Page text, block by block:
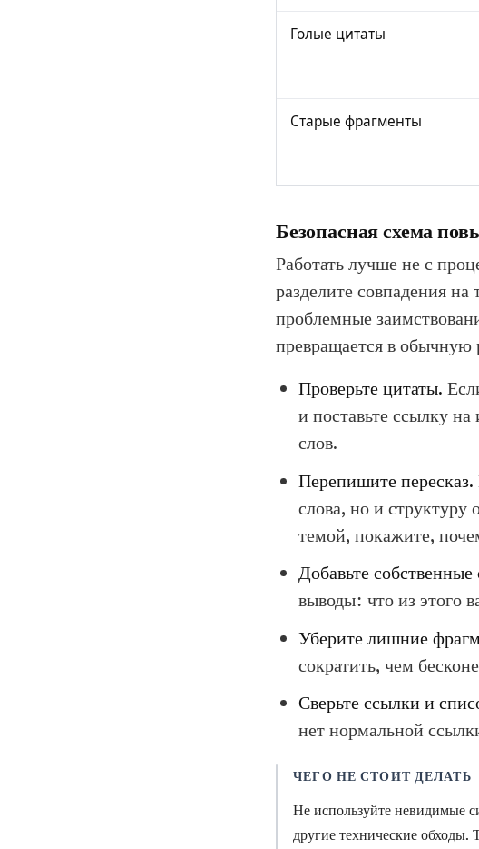
Голые цитаты
Старые фрагменты
Безопасная схема
Работать лучше не с
разделите совпадения
проблемные
превращается в обычную
Проверьте цитаты.
и поставьте ссылку
слов.
Перепишите пересказ.
слова, но и структуру
темой, покажите,
Добавьте собственные
выводы: что из этого
Уберите лишние
сократить, чем
Сверьте ссылки и
нет нормальной
ЧЕГО НЕ СТОИТ ДЕЛАТЬ
Не используйте невидимые
другие технические